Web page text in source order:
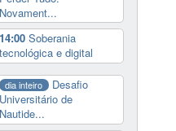
Novament...
14:00 Soberania
tecnológica e digital
dia inteiro
Desafio
Universitário de
Nautide...